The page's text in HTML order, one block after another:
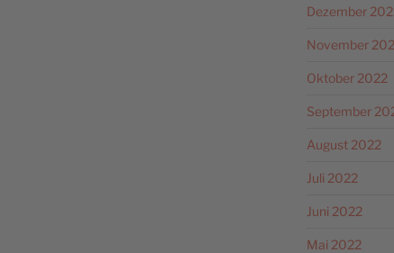
Dezember
November
Oktober 2022
September
August 2022
Juli 2022
Juni 2022
Mai 2022